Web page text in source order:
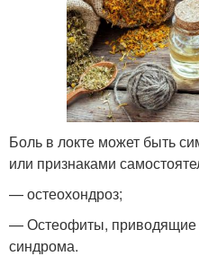
Боль в локте может быть
или признаками
— остеохондроз;
— Остеофиты, приводящие
синдрома.